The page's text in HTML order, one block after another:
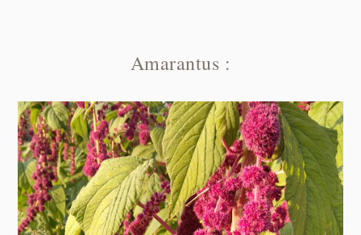
Amarantus :